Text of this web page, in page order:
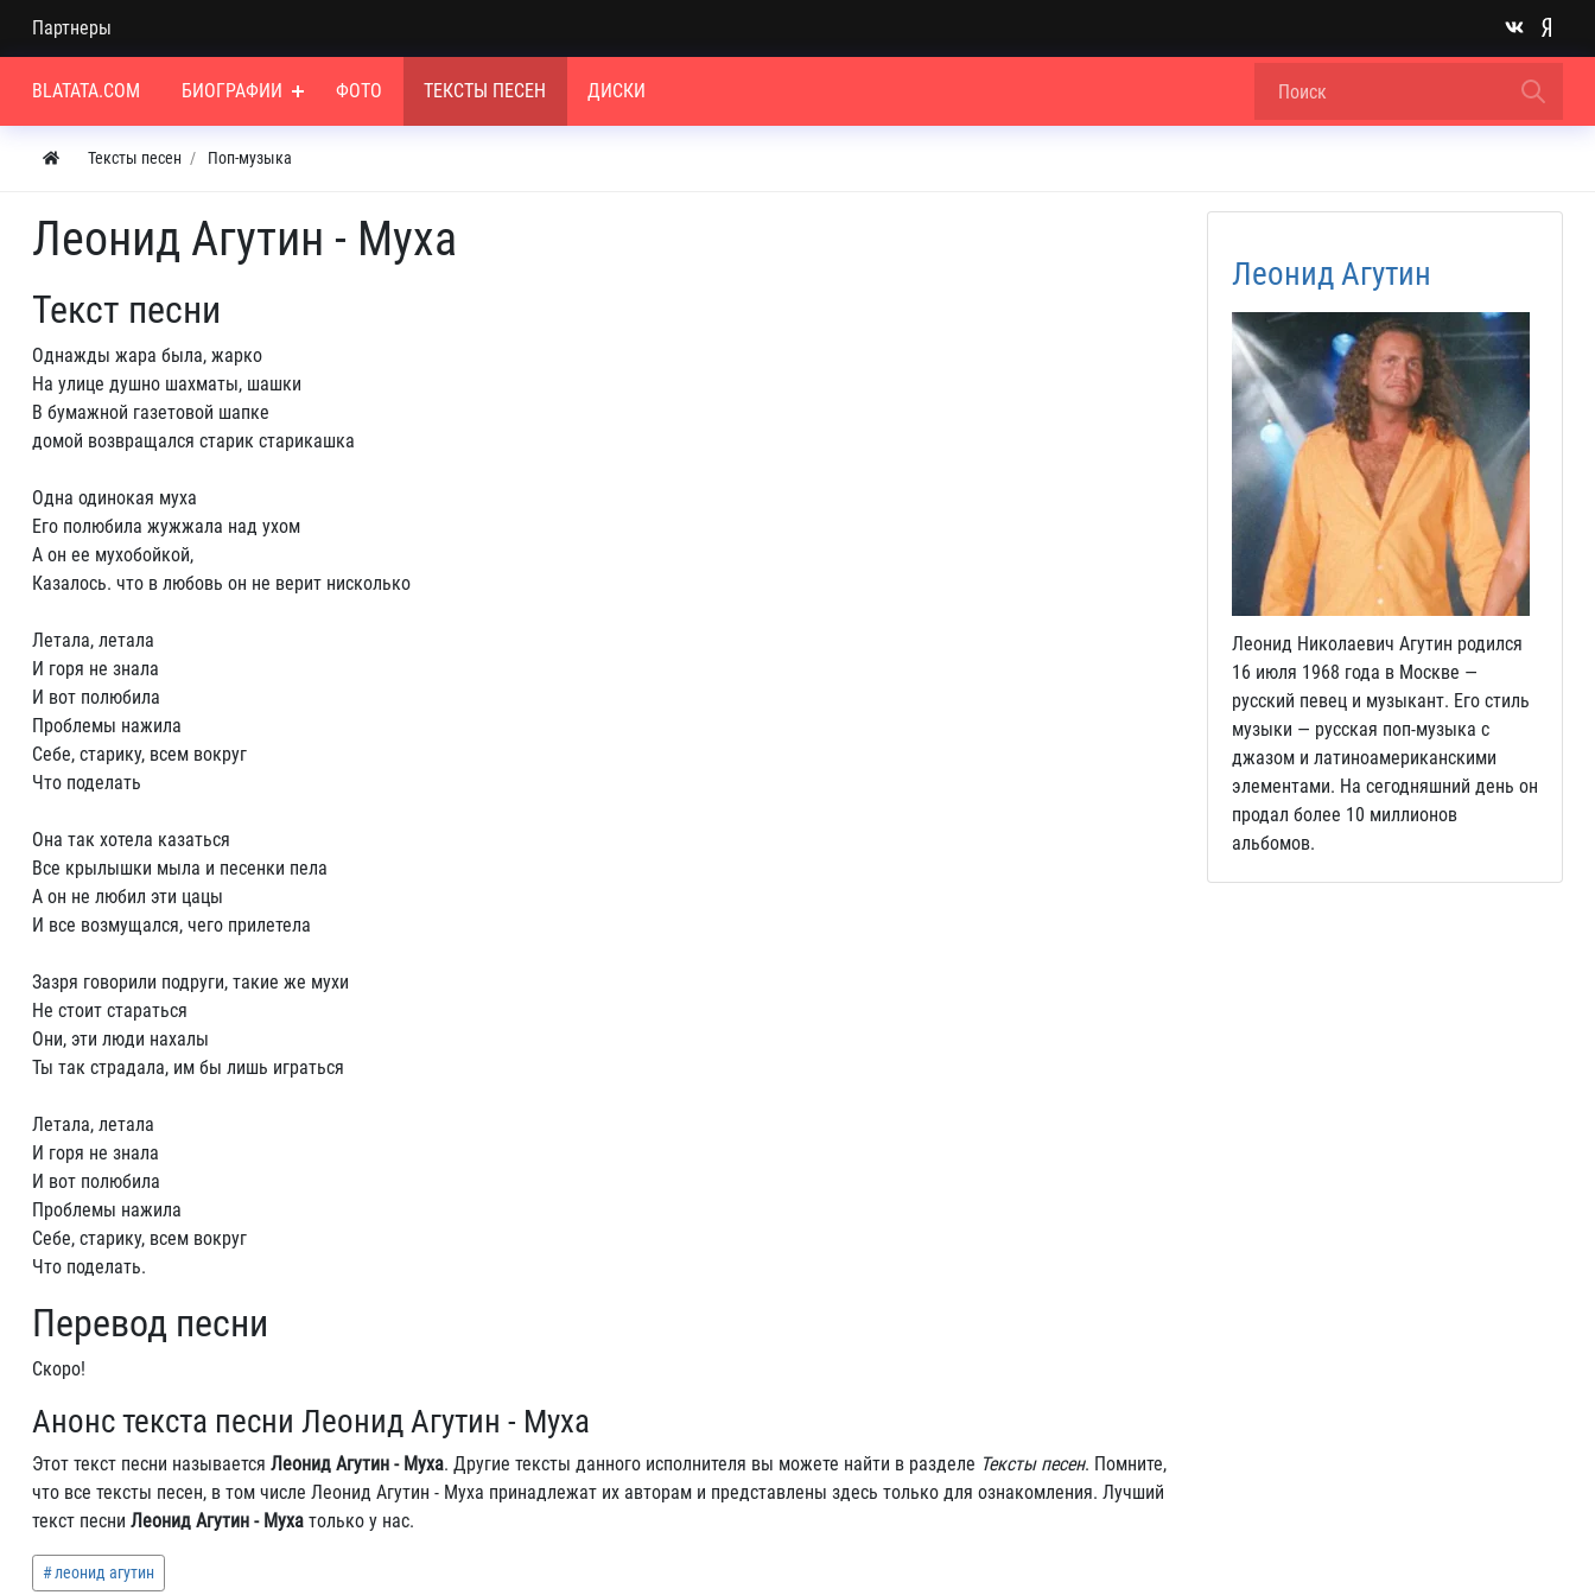
Партнеры
BLATATA.COM БИОГРАФИИ ФОТО ТЕКСТЫ ПЕСЕН ДИСКИ
Тексты песен Поп-музыка
Леонид Агутин - Муха
Текст песни
Однажды жара была, жарко
На улице душно шахматы, шашки
В бумажной газетовой шапке
домой возвращался старик старикашка
Одна одинокая муха
Его полюбила жужжала над ухом
А он ее мухобойкой,
Казалось. что в любовь он не верит нисколько
Летала, летала
И горя не знала
И вот полюбила
Проблемы нажила
Себе, старику, всем вокруг
Что поделать
Она так хотела казаться
Все крылышки мыла и песенки пела
А он не любил эти цацы
И все возмущался, чего прилетела
Зазря говорили подруги, такие же мухи
Не стоит стараться
Они, эти люди нахалы
Ты так страдала, им бы лишь играться
Летала, летала
И горя не знала
И вот полюбила
Проблемы нажила
Себе, старику, всем вокруг
Что поделать.
Перевод песни
Скоро!
Анонс текста песни Леонид Агутин - Муха
Этот текст песни называется Леонид Агутин - Муха. Другие тексты данного исполнителя вы можете найти в разделе Тексты песен. Помните,
что все тексты песен, в том числе Леонид Агутин - Муха принадлежат их авторам и представлены здесь только для ознакомления. Лучший
текст песни Леонид Агутин - Муха только у нас.
леонид агутин
Леонид Агутин
Леонид Николаевич Агутин родился
16 июля 1968 года в Москве —
русский певец и музыкант. Его стиль
музыки — русская поп-музыка с
джазом и латиноамериканскими
элементами. На сегодняшний день он
продал более 10 миллионов
альбомов.